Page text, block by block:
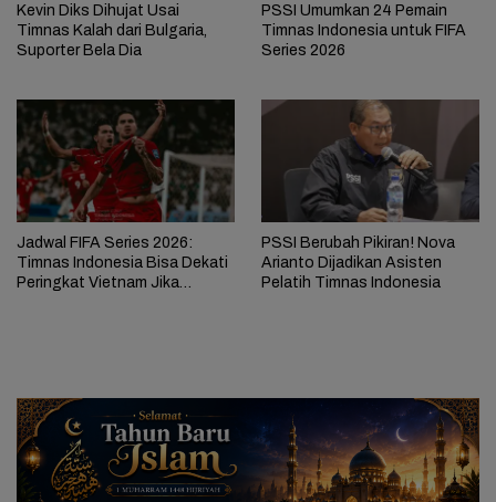
Kevin Diks Dihujat Usai
Timnas Kalah dari Bulgaria,
Suporter Bela Dia
PSSI Umumkan 24 Pemain
Timnas Indonesia untuk FIFA
Series 2026
Jadwal FIFA Series 2026:
Timnas Indonesia Bisa Dekati
Peringkat Vietnam Jika
PSSI Berubah Pikiran! Nova
Arianto Dijadikan Asisten
Pelatih Timnas Indonesia